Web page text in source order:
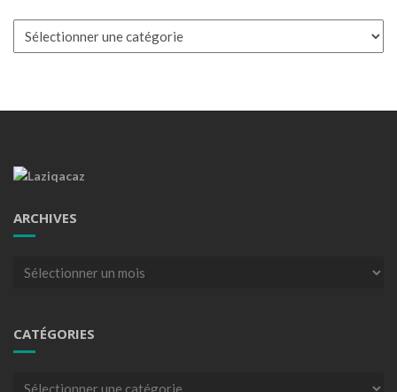
ARCHIVES
Archives
CATÉGORIES
Catégories